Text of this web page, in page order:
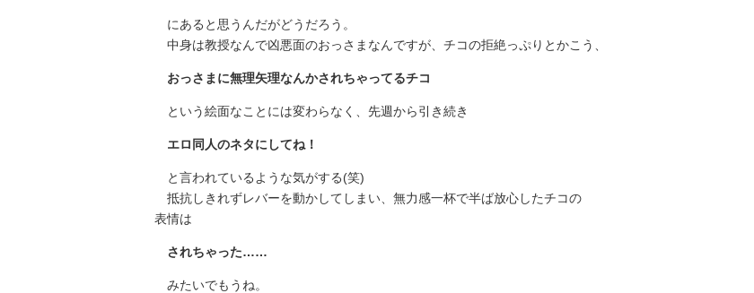
にあると思うんだがどうだろう。
中身は教授なんで凶悪面のおっさまなんですが、チコの拒絶っぷりとかこう、
おっさまに無理矢理なんかされちゃってるチコ
という絵面なことには変わらなく、先週から引き続き
エロ同人のネタにしてね！
と言われているような気がする(笑)
抵抗しきれずレバーを動かしてしまい、無力感一杯で半ば放心したチコの
表情は
されちゃった……
みたいでもうね。